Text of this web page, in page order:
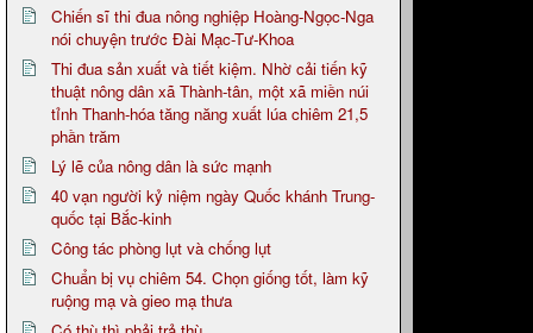
Chiến sĩ thi đua nông nghiệp Hoàng-Ngọc-Nga
nói chuyện trước Đài Mạc-Tư-Khoa
Thi đua sản xuất và tiết kiệm. Nhờ cải tiến kỹ
thuật nông dân xã Thành-tân, một xã miền núi
tỉnh Thanh-hóa tăng năng xuất lúa chiêm 21,5
phần trăm
Lý lẽ của nông dân là sức mạnh
40 vạn người kỷ niệm ngày Quốc khánh Trung-
quốc tại Bắc-kinh
Công tác phòng lụt và chống lụt
Chuẩn bị vụ chiêm 54. Chọn giống tốt, làm kỹ
ruộng mạ và gieo mạ thưa